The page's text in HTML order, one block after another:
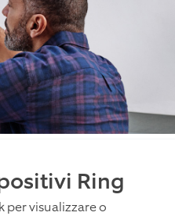
Ring
per visualizzare o